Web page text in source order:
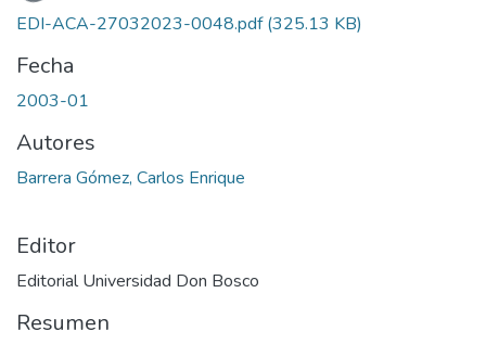
EDI-ACA-27032023-0048.pdf(325.13 KB)
Fecha
2003-01
Autores
Barrera Gómez, Carlos Enrique
Editor
Editorial Universidad Don Bosco
Resumen